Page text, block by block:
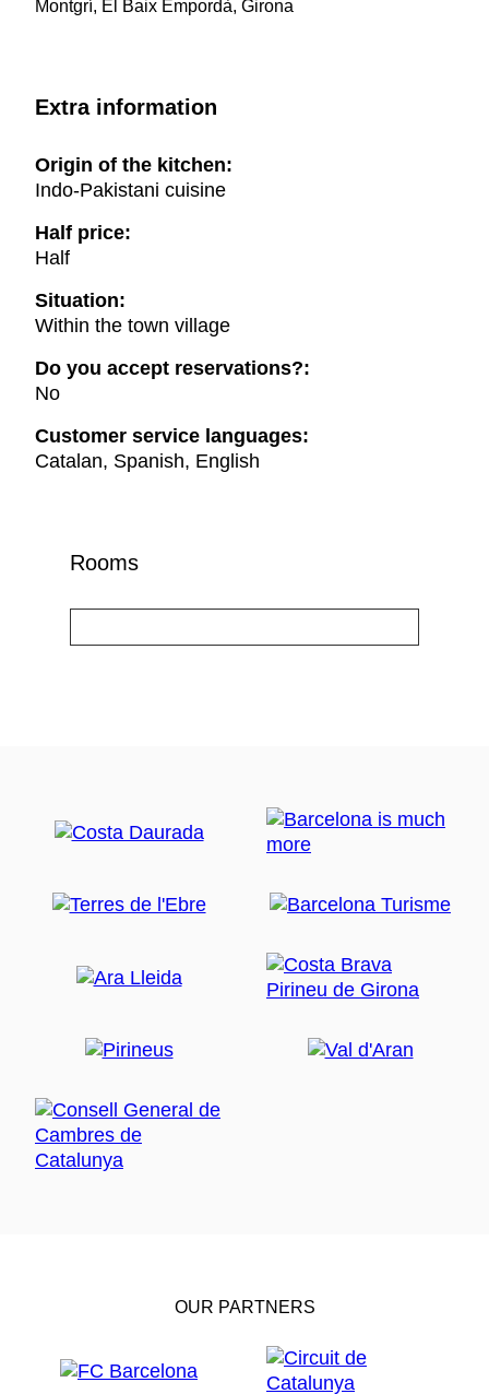
Montgrí, El Baix Empordà, Girona
Extra information
Origin of the kitchen:
Indo-Pakistani cuisine
Half price:
Half
Situation:
Within the town village
Do you accept reservations?:
No
Customer service languages:
Catalan, Spanish, English
Rooms
OUR PARTNERS